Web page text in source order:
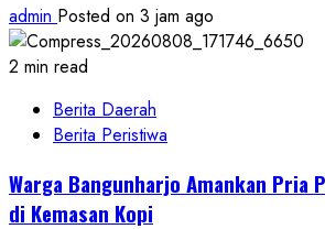
admin Posted on 3 jam ago
2 min read
Berita Daerah
Berita Peristiwa
Warga Bangunharjo Amankan Pria
di Kemasan Kopi